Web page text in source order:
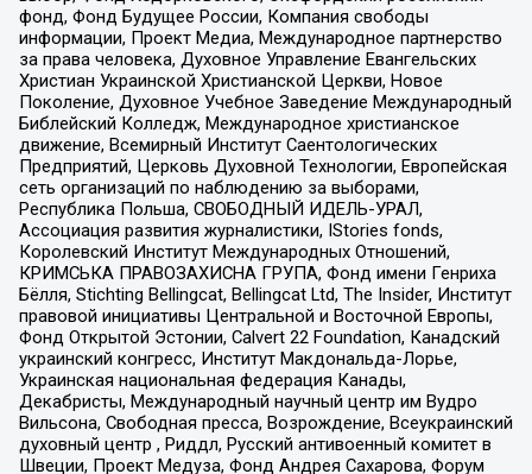
фонд, Фонд Будущее России, Компания свободы
информации, Проект Медиа, Международное партнерство
за права человека, Духовное Управление Евангельских
Христиан Украинской Христианской Церкви, Новое
Поколение, Духовное Учебное Заведение Международный
Библейский Колледж, Международное христианское
движение, Всемирный Институт Саентологических
Предприятий, Церковь Духовной Технологии, Европейская
сеть организаций по наблюдению за выборами,
Республика Польша, СВОБОДНЫЙ ИДЕЛЬ-УРАЛ,
Ассоциация развития журналистики, IStories fonds,
Королевский Институт Международных Отношений,
КРИМСЬКА ПРАВОЗАХИСНА ГРУПА, Фонд имени Генриха
Бёлля, Stichting Bellingcat, Bellingcat Ltd, The Insider, Институт
правовой инициативы Центральной и Восточной Европы,
Фонд Открытой Эстонии, Calvert 22 Foundation, Канадский
украинский конгресс, Институт Макдональда-Лорье,
Украинская национальная федерация Канады,
Декабристы, Международный научный центр им Вудро
Вильсона, Свободная пресса, Возрождение, Всеукраинский
духовный центр , Риддл, Русский антивоенный комитет в
Швеции, Проект Медуза, Фонд Андрея Сахарова, Форум